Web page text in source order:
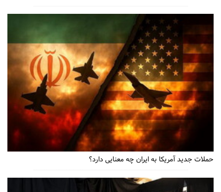
حملات جدید آمریکا به ایران چه معنایی دارد؟